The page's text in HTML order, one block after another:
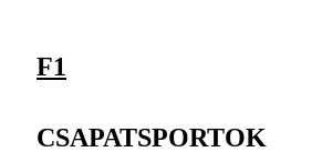
F1
CSAPATSPORTOK